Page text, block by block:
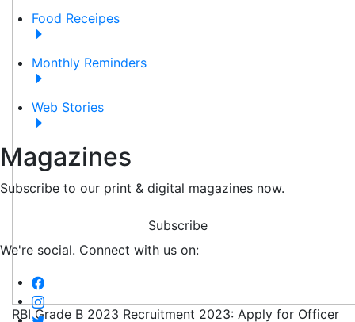
Food Receipes
Monthly Reminders
Web Stories
Magazines
Subscribe to our print & digital magazines now.
Subscribe
We're social. Connect with us on:
RBI Grade B 2023 Recruitment 2023: Apply for Officer